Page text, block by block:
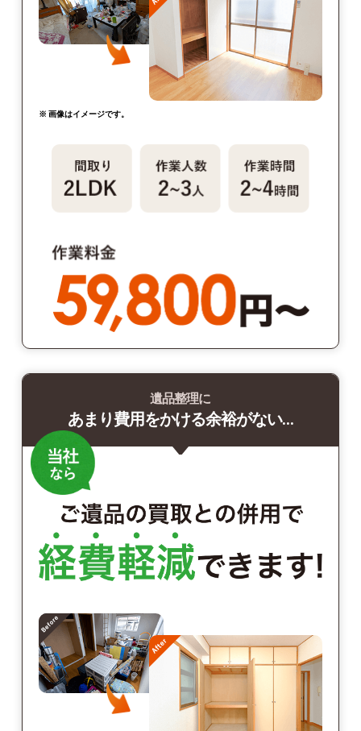
※ 画像はイメージです。
遺品整理に
あまり費用をかける余裕がない…